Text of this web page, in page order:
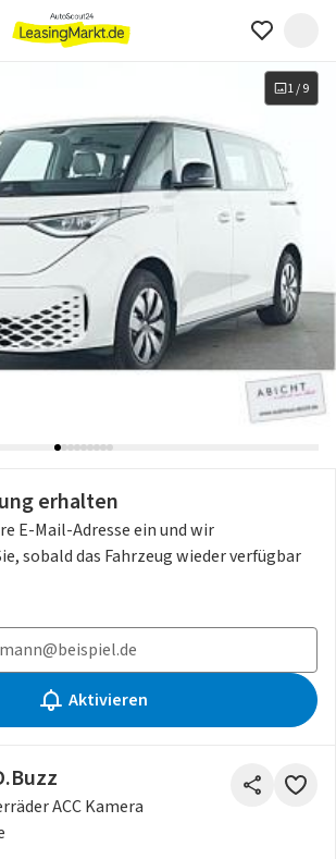
1/9
erhalten
E-Mail-Adresse ein und wir
sobald das Fahrzeug wieder verfügbar
Aktivieren
ACC Kamera